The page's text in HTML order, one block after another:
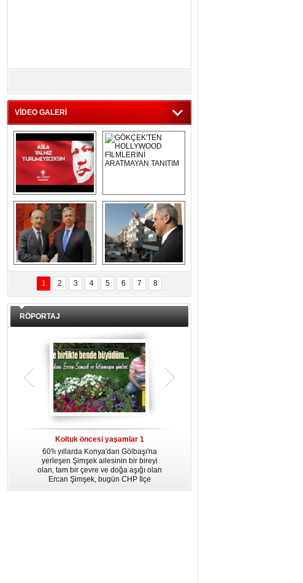
VİDEO GALERİ
Asla Yalnız
Yürümeyeceksin
Uzun Adam
GÖKÇEK'TEN
HOLLYWOOD
FİLMLERİNİ
ARATMAYAN
TANITIM
DAL İÇERİ ZÜBÜK!
ERCAN ŞİMŞEK
GÖLBAŞI'NDA
KASIRGA ETKİSİ
YARATTI !
1 2 3 4 5 6 7 8
RÖPORTAJ
Koltuk öncesi yaşamlar 1
60'lı yıllarda Konya'dan Gölbaşı'na
yerleşen Şimşek ailesinin bir bireyi
olan, tam bir çevre ve doğa aşığı olan
Ercan Şimşek, bugün CHP İlçe
Başkanlığı yaptığı Gölbaşı'nda yaşam
Teşrik tekbiri nedir? Ne anlama gelir?